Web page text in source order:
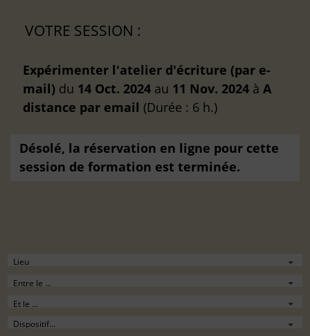
VOTRE SESSION :
Expérimenter l'atelier d'écriture (par e-
mail) du 14 Oct. 2024 au 11 Nov. 2024 à A
distance par email (Durée : 6 h.)
Désolé, la réservation en ligne pour cette
session de formation est terminée.